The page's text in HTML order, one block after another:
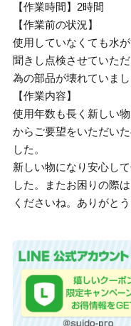
【作業時間】2時間
【作業前の状況】
使用していなくても水
聞きし点検させていた
為の部品が壊れていまし
【作業内容】
使用年数も長く新しい
からご要望をいただい
した。
新しい物になり安心し
した。またお困りの際
くださいね。ありがと